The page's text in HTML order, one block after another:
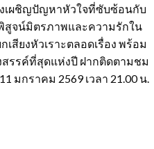
เผชิญปัญหาหัวใจที่ซับซ้อนกับ
สูจน์มิตรภาพและความรักใน
สียงหัวเราะตลอดเรื่อง พร้อม
รรค์ที่สุดแห่งปี ฝากติดตามชม
มกราคม 2569 เวลา 21.00 น.